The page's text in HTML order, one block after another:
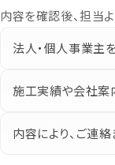
内容を確認後、担当
法人・個人事業主
施工実績や会社案
内容により、ご連